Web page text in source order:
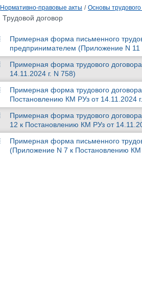
Нормативно-правовые акты / Основы
Трудовой договор
Примерная форма письменного
предпринимателем (Приложение N 11
Примерная форма трудового
14.11.2024 г. N 758)
Примерная форма трудового
Постановлению КМ РУз от 14.11.2024
Примерная форма трудового
12 к Постановлению КМ РУз от
Примерная форма письменного
(Приложение N 7 к Постановлению КМ